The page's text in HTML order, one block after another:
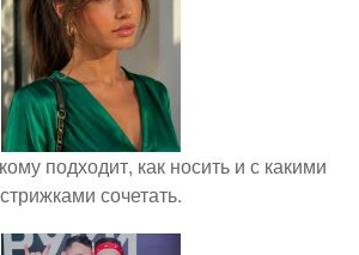
подходит, как носить и с какими
стрижками сочетать.